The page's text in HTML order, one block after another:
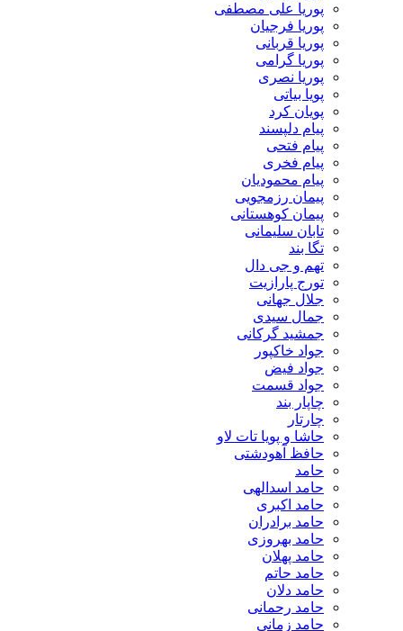
پوریا علی مصطفی
پوریا فرجیان
پوریا قربانی
پوریا گرامی
پوریا نصری
پویا بیاتی
پویان کرد
پیام دلپسند
پیام فتحی
پیام فخری
پیام محمودیان
پیمان رزمجویی
پیمان کوهستانی
تابان سلیمانی
تگا بند
تهم و جی دال
تورج پارازیت
جلال جهانی
جمال سیدی
جمشید گرکانی
جواد خاکپور
جواد فیض
جواد قسمت
چاپار بند
چارتار
حاشا و پویا تات لاو
حافظ آهودشتی
حامد
حامد اسدالهی
حامد اکبری
حامد برادران
حامد بهروزی
حامد پهلان
حامد حاتم
حامد دلان
حامد رحمانی
حامد زمانی